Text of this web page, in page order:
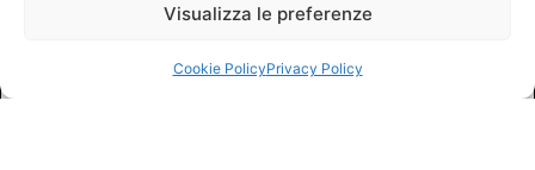
Visualizza le preferenze
Cookie PolicyPrivacy Policy